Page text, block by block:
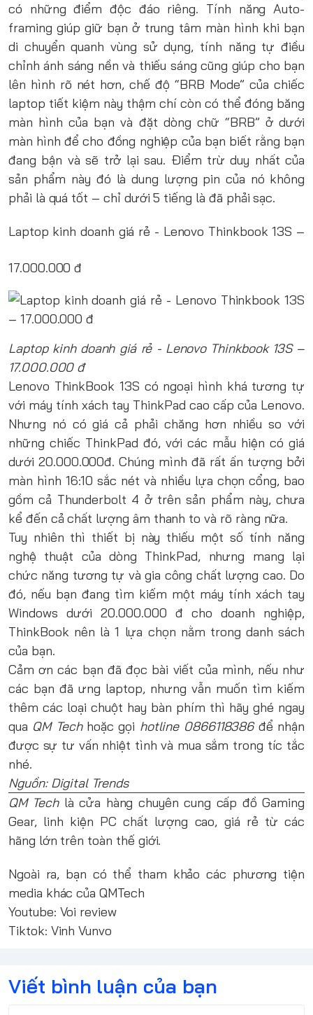
có những điểm độc đáo riêng. Tính năng Auto-
framing giúp giữ bạn ở trung tâm màn hình khi bạn
di chuyển quanh vùng sử dụng, tính năng tự điều
chỉnh ánh sáng nền và thiếu sáng cũng giúp cho bạn
lên hình rõ nét hơn, chế độ “BRB Mode” của chiếc
laptop tiết kiệm này thậm chí còn có thể đóng băng
màn hình của bạn và đặt dòng chữ “BRB” ở dưới
màn hình để cho đồng nghiệp của bạn biết rằng bạn
đang bận và sẽ trở lại sau. Điểm trừ duy nhất của
sản phẩm này đó là dung lượng pin của nó không
phải là quá tốt – chỉ dưới 5 tiếng là đã phải sạc.
Laptop kinh doanh giá rẻ - Lenovo Thinkbook 13S –
17.000.000 đ
Laptop kinh doanh giá rẻ - Lenovo Thinkbook 13S –
17.000.000 đ
Lenovo ThinkBook 13S có ngoại hình khá tương tự
với máy tính xách tay ThinkPad cao cấp của Lenovo.
Nhưng nó có giá cả phải chăng hơn nhiều so với
những chiếc ThinkPad đó, với các mẫu hiện có giá
dưới 20.000.000đ. Chúng mình đã rất ấn tượng bởi
màn hình 16:10 sắc nét và nhiều lựa chọn cổng, bao
gồm cả Thunderbolt 4 ở trên sản phẩm này, chưa
kể đến cả chất lượng âm thanh to và rõ ràng nữa.
Tuy nhiên thì thiết bị này thiếu một số tính năng
nghệ thuật của dòng ThinkPad, nhưng mang lại
chức năng tương tự và gia công chất lượng cao. Do
đó, nếu bạn đang tìm kiếm một máy tính xách tay
Windows dưới 20.000.000 đ cho doanh nghiệp,
ThinkBook nên là 1 lựa chọn nằm trong danh sách
của bạn.
Cảm ơn các bạn đã đọc bài viết của mình, nếu như
các bạn đã ưng laptop, nhưng vẫn muốn tìm kiếm
thêm các loại chuột hay bàn phím thì hãy ghé ngay
qua QM Techhoặc gọi hotline 0866118386 để nhận
được sự tư vấn nhiệt tình và mua sắm trong tíc tắc
nhé.
Nguồn: Digital Trends
QM Techlà cửa hàng chuyên cung cấp đồ Gaming
Gear, linh kiện PC chất lượng cao, giá rẻ từ các
hãng lớn trên toàn thế giới.
Ngoài ra, bạn có thể tham khảo các phương tiện
media khác của QMTech
Youtube: Voi review
Tiktok: Vinh Vunvo
Viết bình luận của bạn